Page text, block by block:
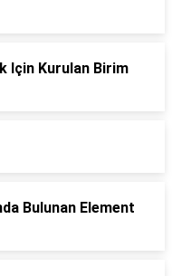
Için Kurulan Birim
Bulunan Element